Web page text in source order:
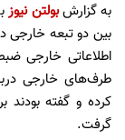
به گزارشبولتن نیوز
بین دو تبعه خارجی
اطلاعاتی خارجی
طرف‌های خارجی
کرده و گفته بودند
گرفت.